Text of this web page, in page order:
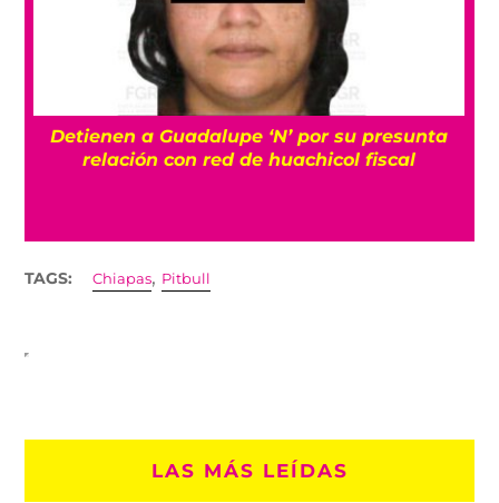
Detienen a Guadalupe ‘N’ por su presunta
relación con red de huachicol fiscal
TAGS: Chiapas, Pitbull
LAS MÁS LEÍDAS